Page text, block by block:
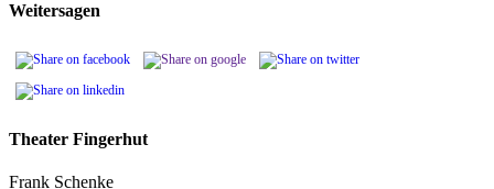
Weitersagen
Theater Fingerhut
Frank Schenke